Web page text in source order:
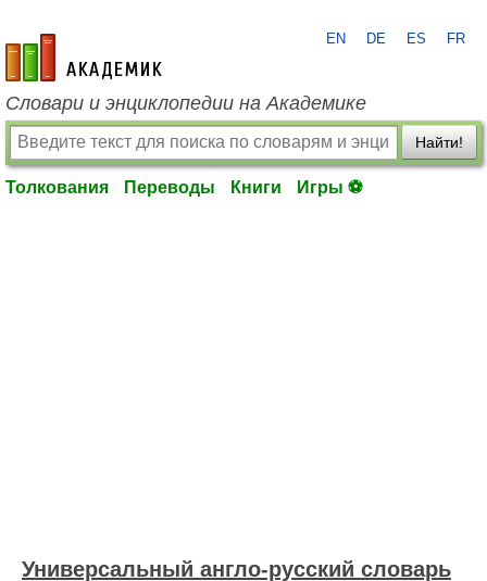
academic.ru
EN DE ES FR
Словари и энциклопедии на Академике
Найти!
Толкования Переводы Книги Игры ⚽
Универсальный англо-русский словарь